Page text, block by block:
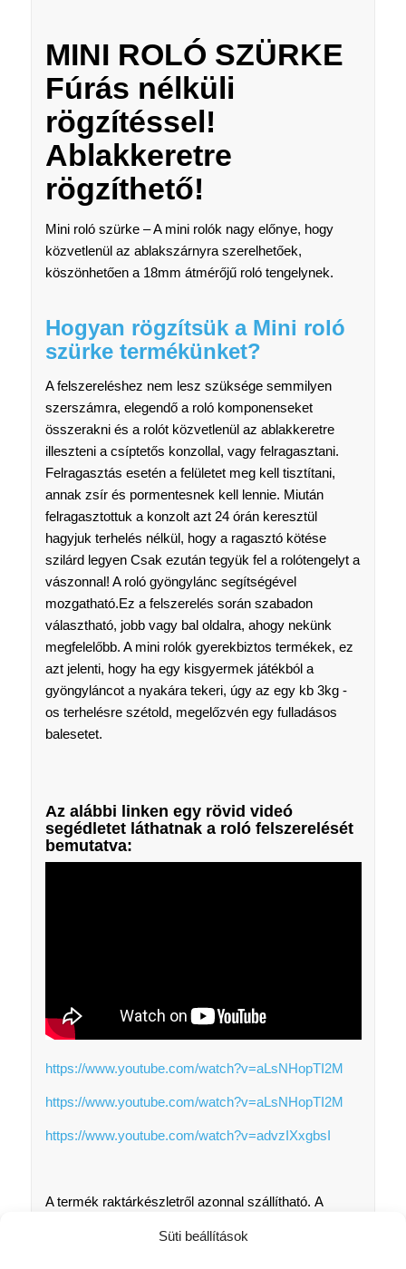
Süti beállítások
MINI ROLÓ SZÜRKE
Fúrás nélküli
rögzítéssel!
Ablakkeretre
rögzíthető!
Mini roló szürke – A mini rolók nagy előnye, hogy
közvetlenül az ablakszárnyra szerelhetőek,
köszönhetően a 18mm átmérőjű roló tengelynek.
Hogyan rögzítsük a Mini roló
szürke termékünket?
A felszereléshez nem lesz szüksége semmilyen
szerszámra, elegendő a roló komponenseket
összerakni és a rolót közvetlenül az ablakkeretre
illeszteni a csíptetős konzollal, vagy felragasztani.
Felragasztás esetén a felületet meg kell tisztítani,
annak zsír és pormentesnek kell lennie. Miután
felragasztottuk a konzolt azt 24 órán keresztül
hagyjuk terhelés nélkül, hogy a ragasztó kötése
szilárd legyen Csak ezután tegyük fel a rolótengelyt a
vászonnal! A roló gyöngylánc segítségével
mozgatható.Ez a felszerelés során szabadon
választható, jobb vagy bal oldalra, ahogy nekünk
megfelelőbb. A mini rolók gyerekbiztos termékek, ez
azt jelenti, hogy ha egy kisgyermek játékból a
gyöngyláncot a nyakára tekeri, úgy az egy kb 3kg -
os terhelésre szétold, megelőzvén egy fulladásos
balesetet.
Az alábbi linken egy rövid videó
segédletet láthatnak a roló felszerelését
bemutatva:
https://www.youtube.com/watch?v=aLsNHopTI2M
https://www.youtube.com/watch?v=aLsNHopTI2M
https://www.youtube.com/watch?v=advzIXxgbsI
A termék raktárkészletről azonnal szállítható. A
hosszúsága. A mini rolók vászon szélessége + 5cm